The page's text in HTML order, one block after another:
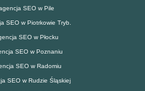
SEO w Pile
SEO w Piotrkowie Tryb.
SEO w Płocku
SEO w Poznaniu
SEO w Radomiu
SEO w Rudzie Śląskiej